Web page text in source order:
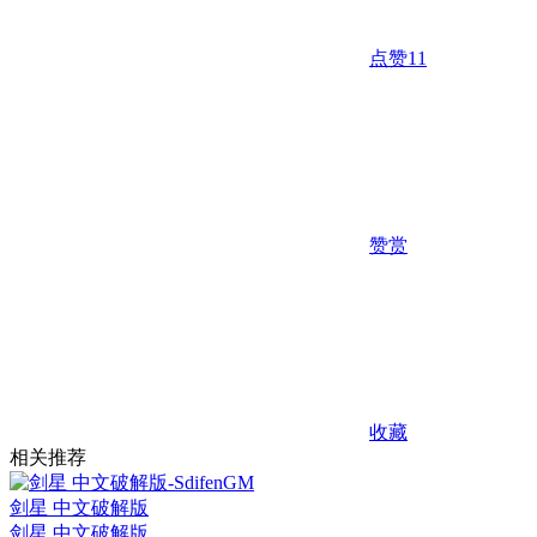
点赞11
赞赏
收藏
相关推荐
剑星 中文破解版
剑星 中文破解版